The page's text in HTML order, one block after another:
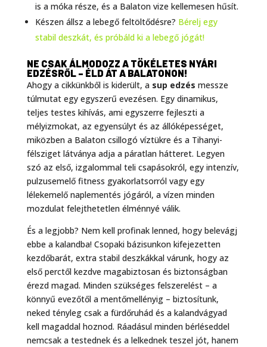
is a móka része, és a Balaton vize kellemesen hűsít.
Készen állsz a lebegő feltöltődésre? Bérelj egy
stabil deszkát, és próbáld ki a lebegő jógát!
NE CSAK ÁLMODOZZ A TÖKÉLETES NYÁRI
EDZÉSRŐL – ÉLD ÁT A BALATONON!
Ahogy a cikkünkből is kiderült, a sup edzés messze
túlmutat egy egyszerű evezésen. Egy dinamikus,
teljes testes kihívás, ami egyszerre fejleszti a
mélyizmokat, az egyensúlyt és az állóképességet,
miközben a Balaton csillogó víztükre és a Tihanyi-
félsziget látványa adja a páratlan hátteret. Legyen
szó az első, izgalommal teli csapásokról, egy intenzív,
pulzusemelő fitness gyakorlatsorról vagy egy
lélekemelő naplementés jógáról, a vízen minden
mozdulat felejthetetlen élménnyé válik.
És a legjobb? Nem kell profinak lenned, hogy belevágj
ebbe a kalandba! Csopaki bázisunkon kifejezetten
kezdőbarát, extra stabil deszkákkal várunk, hogy az
első perctől kezdve magabiztosan és biztonságban
érezd magad. Minden szükséges felszerelést – a
könnyű evezőtől a mentőmellényig – biztosítunk,
neked tényleg csak a fürdőruhád és a kalandvágyad
kell magaddal hoznod. Ráadásul minden bérléseddel
nemcsak a testednek és a lelkednek teszel jót, hanem